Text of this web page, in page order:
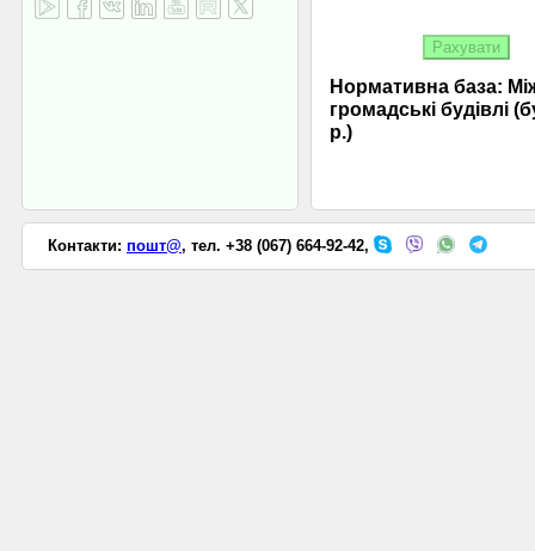
Нормативна база:
громадські будівлі
p.)
Контакти: пошт@, тел. +38 (067) 664-92-42,